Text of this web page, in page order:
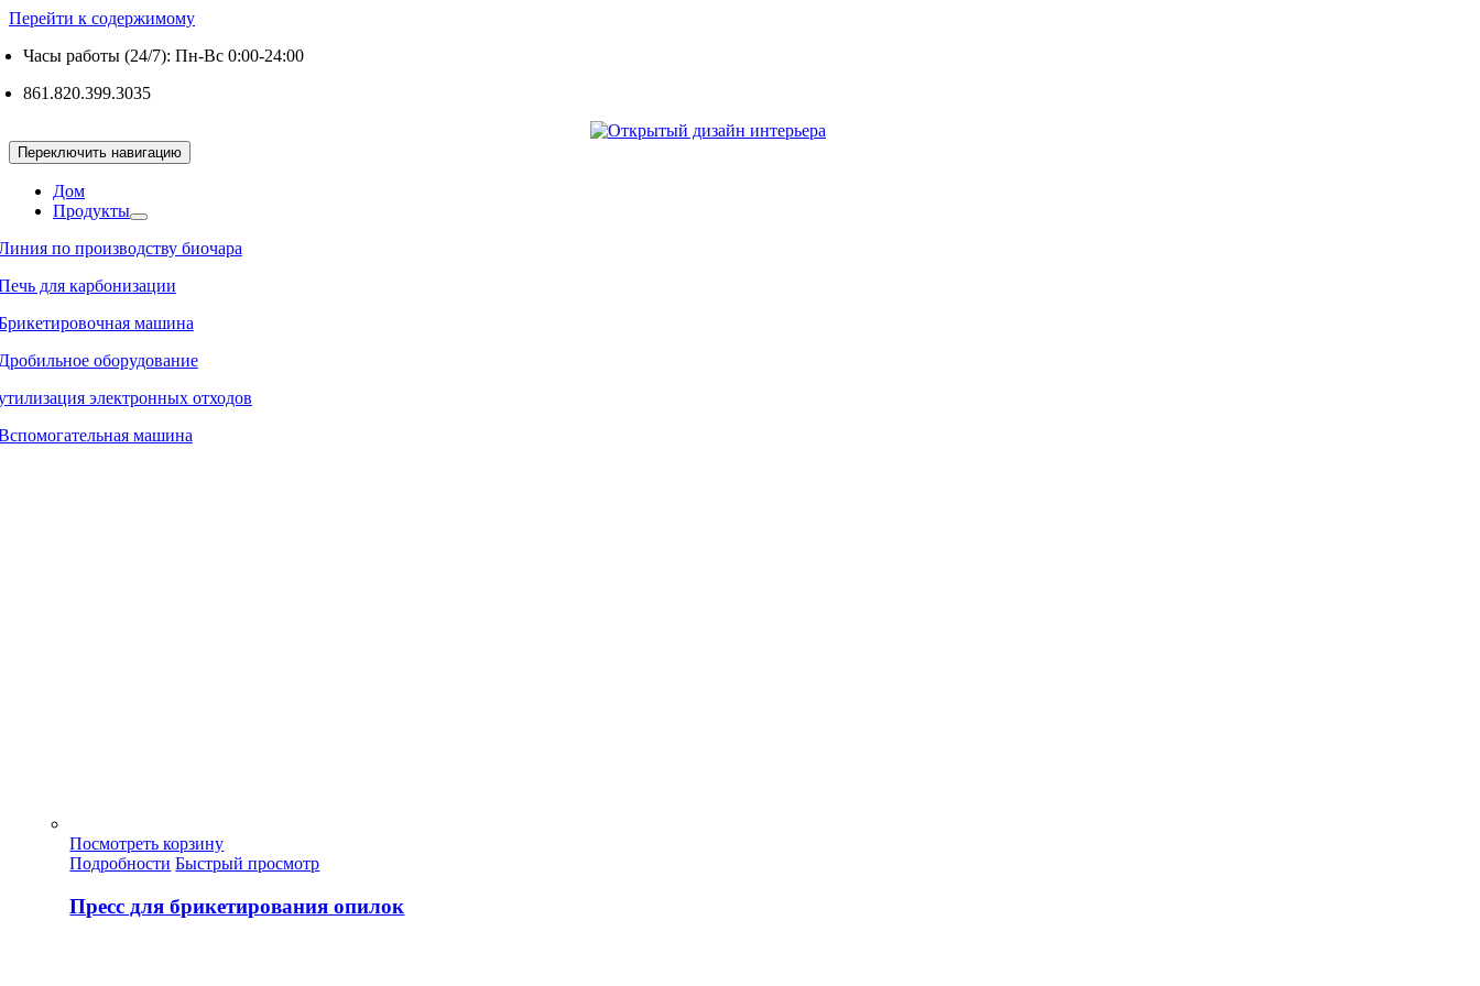
Перейти к содержимому
Часы работы (24/7): Пн-Вс 0:00-24:00
861.820.399.3035
Переключить навигацию
Дом
Продукты
по производству биочара
для карбонизации
машина
оборудование
электронных отходов
машина
Посмотреть корзину
Подробности Быстрый просмотр
Пресс для брикетирования опилок